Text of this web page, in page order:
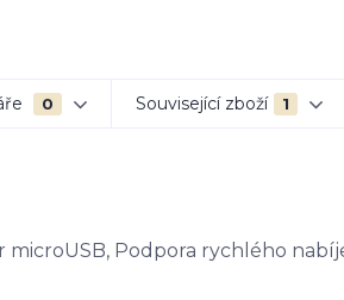
0 Související zboží 1
Podpora rychlého